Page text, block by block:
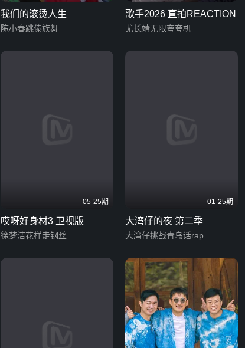
我们的滚烫人生
陈小春跳傣族舞
歌手2026 直拍REACTION
尤长靖无限夸夸机
05-25期
哎呀好身材3 卫视版
徐梦洁花样走钢丝
01-25期
大湾仔的夜 第二季
大湾仔挑战青岛话rap